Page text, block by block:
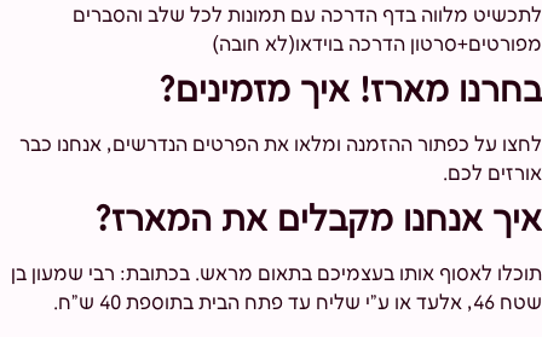
לתכשיט מלווה בדף הדרכה עם תמונות לכל שלב והסברים
מפורטים+סרטון הדרכה בוידאו(לא חובה)
בחרנו מארז! איך מזמינים?
לחצו על כפתור ההזמנה ומלאו את הפרטים הנדרשים, אנחנו כבר
אורזים לכם.
איך אנחנו מקבלים את המארז?
תוכלו לאסוף אותו בעצמיכם בתאום מראש. בכתובת: רבי שמעון בן
שטח 46, אלעד או ע"י שליח עד פתח הבית בתוספת 40 ש"ח.